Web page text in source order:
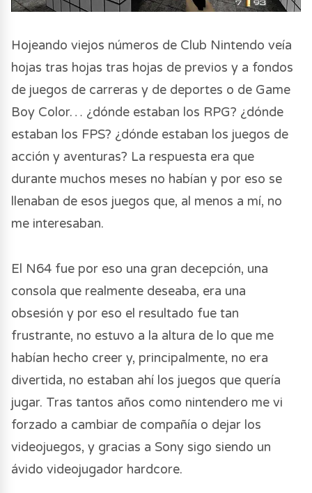
Hojeando viejos números de Club Nintendo veía
hojas tras hojas tras hojas de previos y a fondos
de juegos de carreras y de deportes o de Game
Boy Color… ¿dónde estaban los RPG? ¿dónde
estaban los FPS? ¿dónde estaban los juegos de
acción y aventuras? La respuesta era que
durante muchos meses no habían y por eso se
llenaban de esos juegos que, al menos a mí, no
me interesaban.
El N64 fue por eso una gran decepción, una
consola que realmente deseaba, era una
obsesión y por eso el resultado fue tan
frustrante, no estuvo a la altura de lo que me
habían hecho creer y, principalmente, no era
divertida, no estaban ahí los juegos que quería
jugar. Tras tantos años como nintendero me vi
forzado a cambiar de compañía o dejar los
videojuegos, y gracias a Sony sigo siendo un
ávido videojugador hardcore.